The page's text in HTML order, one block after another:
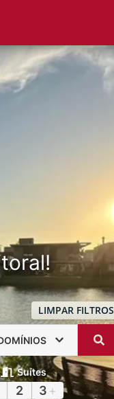
LIMPAR FILTROS
Suítes
2 3 +